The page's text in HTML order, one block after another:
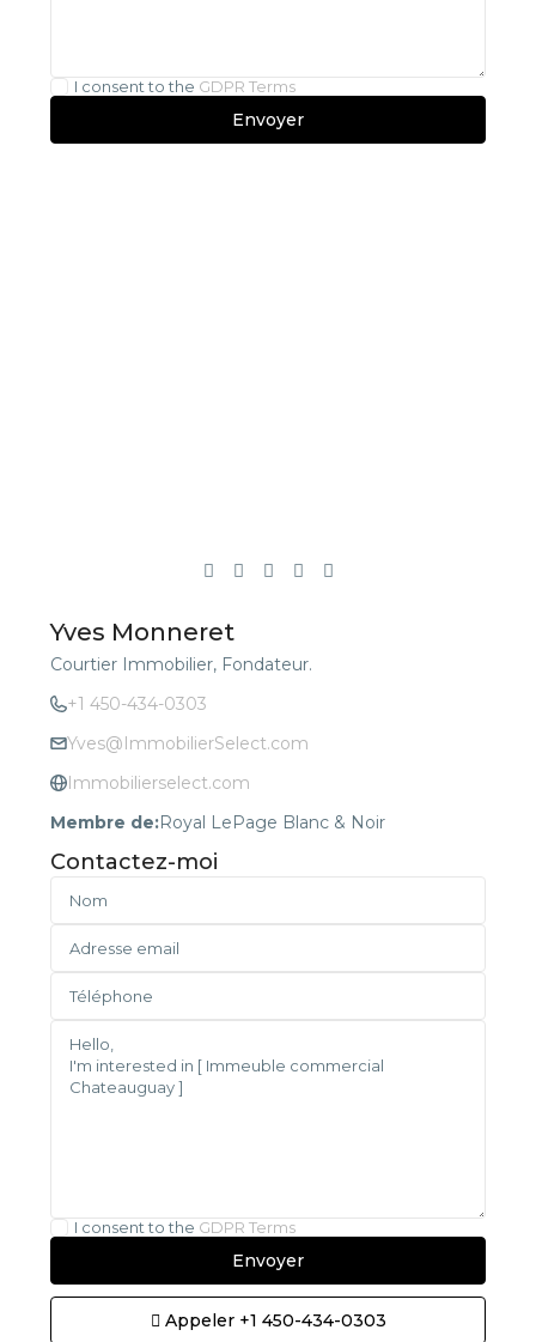
I consent to the GDPR Terms
Yves Monneret
Courtier Immobilier, Fondateur.
+1 450-434-0303
Yves@ImmobilierSelect.com
Immobilierselect.com
Membre de:Royal LePage Blanc & Noir
Contactez-moi
I consent to the GDPR Terms
Appeler +1 450-434-0303